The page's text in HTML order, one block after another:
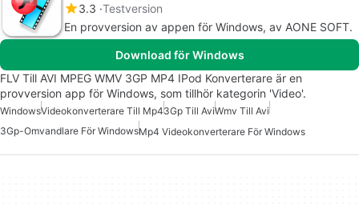
3.3 Testversion
En provversion av appen för Windows, av AONE SOFT.
Download för Windows
FLV Till AVI MPEG WMV 3GP MP4 IPod Konverterare är en
provversion app för Windows, som tillhör kategorin 'Video'.
WindowsVideokonverterare Till Mp43Gp Till AviWmv Till Avi
3Gp-Omvandlare För WindowsMp4 Videokonverterare För Windows